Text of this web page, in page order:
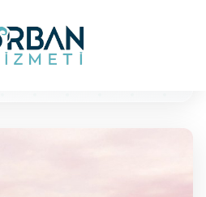
Kur'an-ı Kerim